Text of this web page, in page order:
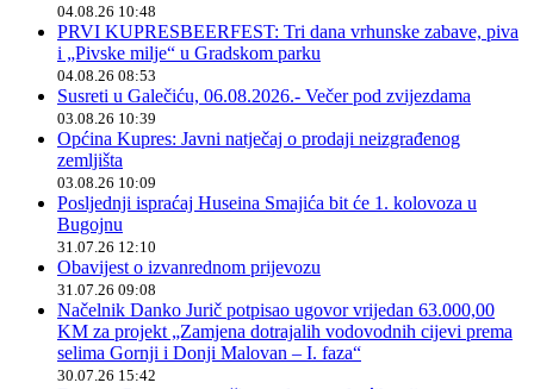
04.08.26 10:48
PRVI KUPRESBEERFEST: Tri dana vrhunske zabave, piva
i „Pivske milje“ u Gradskom parku
04.08.26 08:53
Susreti u Galečiću, 06.08.2026.- Večer pod zvijezdama
03.08.26 10:39
Općina Kupres: Javni natječaj o prodaji neizgrađenog
zemljišta
03.08.26 10:09
Posljednji ispraćaj Huseina Smajića bit će 1. kolovoza u
Bugojnu
31.07.26 12:10
Obavijest o izvanrednom prijevozu
31.07.26 09:08
Načelnik Danko Jurič potpisao ugovor vrijedan 63.000,00
KM za projekt „Zamjena dotrajalih vodovodnih cijevi prema
selima Gornji i Donji Malovan – I. faza“
30.07.26 15:42